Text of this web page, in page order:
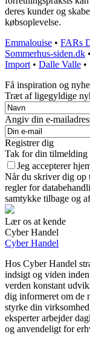
deres kunder og
købsoplevelse.
Emmalouise • FARs
Sommerhus-siden.dk •
Import • Dalle Valle •
Få inspiration og
Træt af ligegyldige
Angiv din e-
Registrer dig
Tak for din tilmelding
Jeg accepterer
Når du skriver dig op
regler for
samtykke tilbage og
Lær os at kende
Cyber Handel
Cyber Handel
Hos Cyber Handel
indsigt og viden
verden konstant
dig informeret om de
styrke din
eksperter arbejder
og anvendeligt for